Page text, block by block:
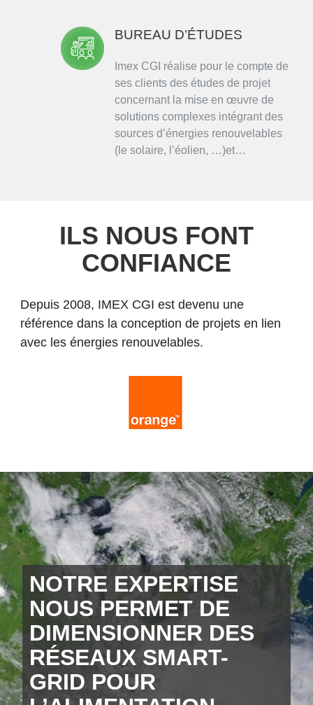
BUREAU D’ÉTUDES
Imex CGI réalise pour le compte de
ses clients des études de projet
concernant la mise en œuvre de
solutions complexes intégrant des
sources d’énergies renouvelables
(le solaire, l’éolien, …)et…
ILS NOUS FONT
CONFIANCE
Depuis 2008, IMEX CGI est devenu une
référence dans la conception de projets en lien
avec les énergies renouvelables.
NOTRE EXPERTISE
NOUS PERMET DE
DIMENSIONNER DES
RÉSEAUX SMART-
GRID POUR